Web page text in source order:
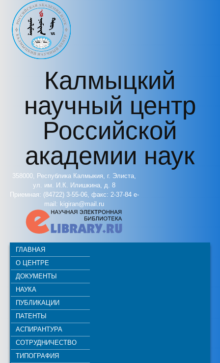
Перейти к основному содержанию
Калмыцкий
научный центр
Российской
академии наук
358000, Республика Калмыкия, г. Элиста,
ул. им. И.К. Илишкина, д. 8
Приемная: (84722) 3-55-06, факс: 2-37-84 e-
mail: kigiran@mail.ru
ГЛАВНАЯ
О ЦЕНТРЕ
ДОКУМЕНТЫ
НАУКА
ПУБЛИКАЦИИ
ПАТЕНТЫ
АСПИРАНТУРА
СОТРУДНИЧЕСТВО
ТИПОГРАФИЯ